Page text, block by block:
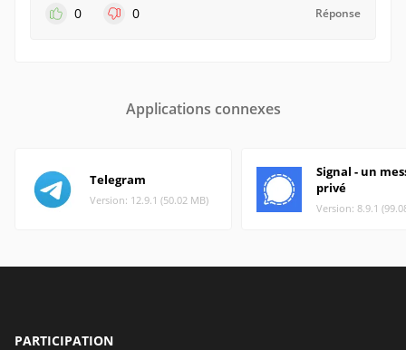
0
0 Réponse
Applications connexes
Telegram
Version: 12.9.1 (50.02 MB)
Signal - un
privé
Version: 8.9.1
PARTICIPATION